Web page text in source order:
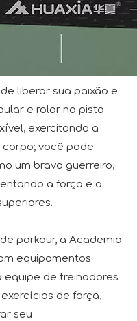
liberar sua paixão e
e rolar na pista
exercitando a
você pode
um bravo guerreiro,
a força e a
parkour, a Academia
equipamentos
equipe de treinadores
de força,
seu